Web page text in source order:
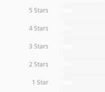
5 Stars
4 Stars
3 Stars
2 Stars
1 Star